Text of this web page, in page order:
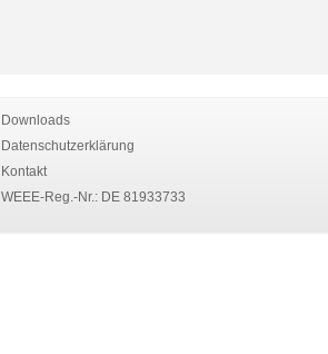
Downloads
Datenschutzerklärung
Kontakt
WEEE-Reg.-Nr.: DE 81933733